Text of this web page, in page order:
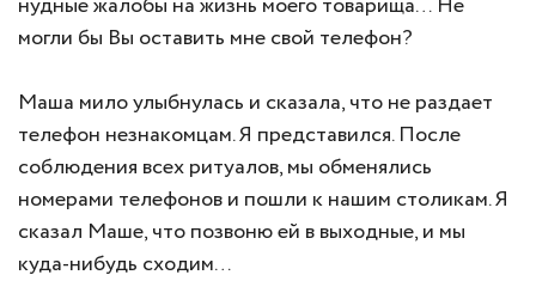
могли бы Вы оставить мне свой телефон?
Маша мило улыбнулась и сказала, что не раздает
телефон незнакомцам. Я представился. После
соблюдения всех ритуалов, мы обменялись
номерами телефонов и пошли к нашим столикам. Я
сказал Маше, что позвоню ей в выходные, и мы
куда-нибудь сходим…